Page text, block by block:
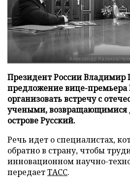
Президент России
предложение вице-премьера
организовать встречу с
учеными, возвращающимися
острове Русский.
Речь идет о специалистах,
обратно в страну, чтобы
инновационном научно-
передаетТАСС.